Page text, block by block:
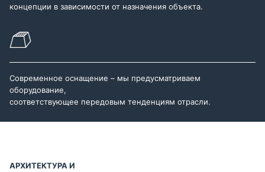
концепции в зависимости от назначения объекта.
Современное оснащение – мы предусматриваем
оборудование,
соответствующее передовым тенденциям отрасли.
АРХИТЕКТУРА И